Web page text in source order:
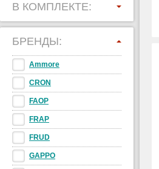
В КОМПЛЕКТЕ:
БРЕНДЫ:
Ammore
CRON
FAOP
FRAP
FRUD
GAPPO